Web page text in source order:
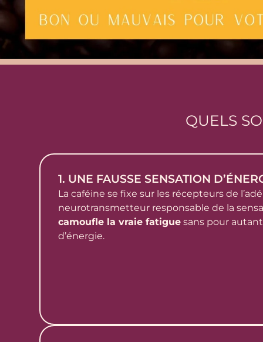
QUELS
1. UNE FAUSSE SENSATION
La caféine se fixe sur les récepteurs de
neurotransmetteur responsable de la
camoufle la vraie fatigue sans pour
d’énergie.